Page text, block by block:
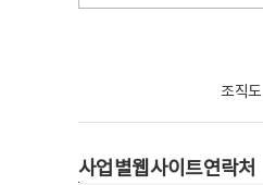
조직도
사업별웹사이트연락처